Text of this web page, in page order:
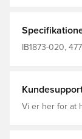
fødderne. En
forfoden og
IB1873-020,
Vi er her for at